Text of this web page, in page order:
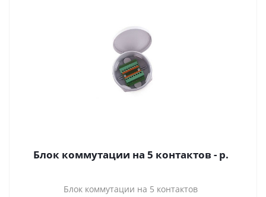
Блок коммутации на 5 контактов - р.
Блок коммутации на 5 контактов